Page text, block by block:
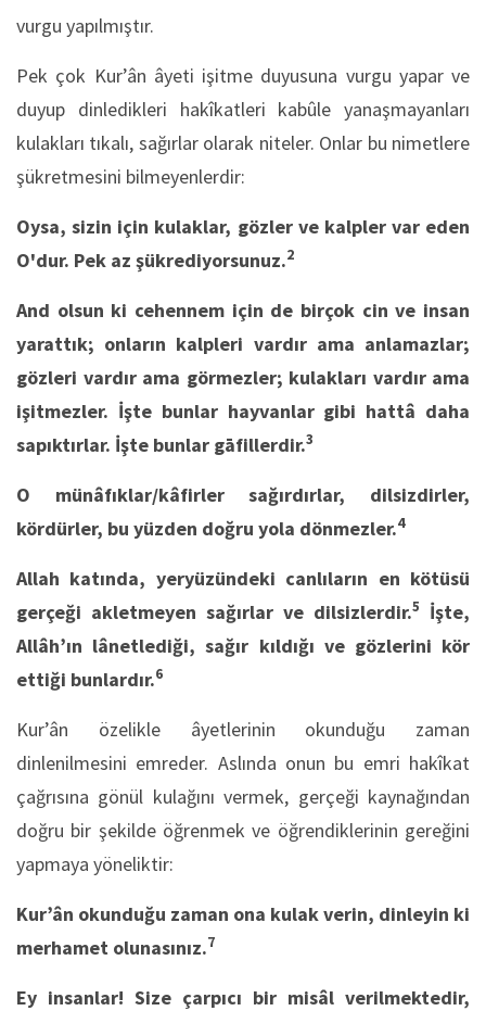
vurgu yapılmıştır.
Pek çok Kur’ân âyeti işitme duyusuna vurgu yapar ve
duyup dinledikleri hakîkatleri kabûle yanaşmayanları
kulakları tıkalı, sağırlar olarak niteler. Onlar bu nimetlere
şükretmesini bilmeyenlerdir:
Oysa, sizin için kulaklar, gözler ve kalpler var eden
O'dur. Pek az şükrediyorsunuz.2
And olsun ki cehennem için de birçok cin ve insan
yarattık; onların kalpleri vardır ama anlamazlar;
gözleri vardır ama görmezler; kulakları vardır ama
işitmezler. İşte bunlar hayvanlar gibi hattâ daha
sapıktırlar. İşte bunlar gāfillerdir.3
O münâfıklar/kâfirler sağırdırlar, dilsizdirler,
kördürler, bu yüzden doğru yola dönmezler.4
Allah katında, yeryüzündeki canlıların en kötüsü
gerçeği akletmeyen sağırlar ve dilsizlerdir.5
İşte,
Allâh’ın lânetlediği, sağır kıldığı ve gözlerini kör
ettiği bunlardır.6
Kur’ân özelikle âyetlerinin okunduğu zaman
dinlenilmesini emreder. Aslında onun bu emri hakîkat
çağrısına gönül kulağını vermek, gerçeği kaynağından
doğru bir şekilde öğrenmek ve öğrendiklerinin gereğini
yapmaya yöneliktir:
Kur’ân okunduğu zaman ona kulak verin, dinleyin ki
merhamet olunasınız.7
Ey insanlar! Size çarpıcı bir misâl verilmektedir,